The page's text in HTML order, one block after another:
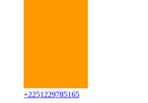
+2251229785165